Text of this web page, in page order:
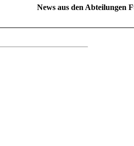
News aus den Abteilungen